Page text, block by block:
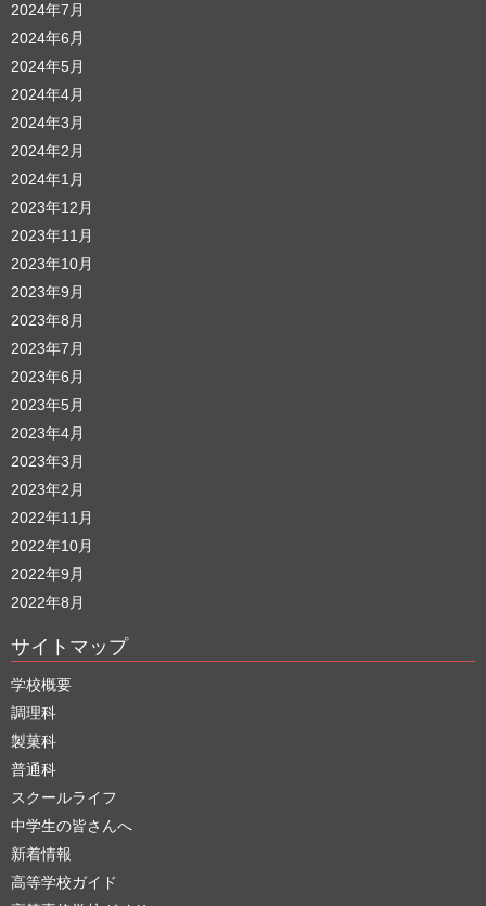
2024年7月
2024年6月
2024年5月
2024年4月
2024年3月
2024年2月
2024年1月
2023年12月
2023年11月
2023年10月
2023年9月
2023年8月
2023年7月
2023年6月
2023年5月
2023年4月
2023年3月
2023年2月
2022年11月
2022年10月
2022年9月
2022年8月
サイトマップ
学校概要
調理科
製菓科
普通科
スクールライフ
中学生の皆さんへ
新着情報
高等学校ガイド